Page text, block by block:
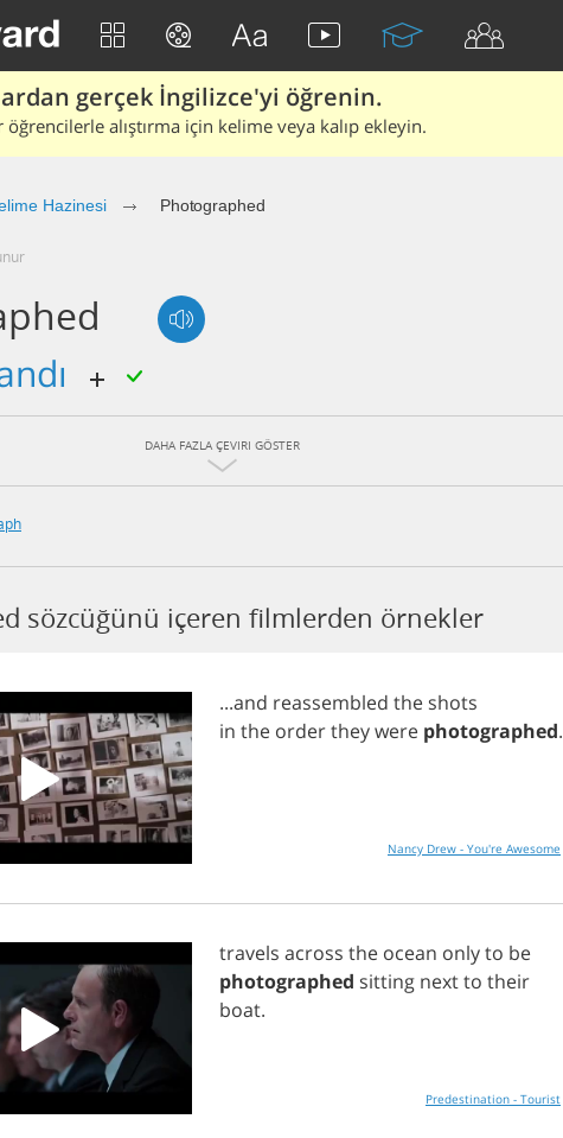
gerçek İngilizce'yi öğrenin.
alıştırma için kelime veya kalıp ekleyin.
Hazinesi Photographed
DAHA FAZLA ÇEVIRI GÖSTER
sözcüğünü içeren filmlerden örnekler
...and reassembled the shots
in the ordertheywere photographed.
Nancy Drew - You're Awesome
travels across the ocean onlyto be
photographed sitting nextto their
boat.
Predestination - Tourist